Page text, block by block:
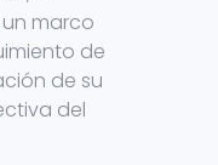
marco
de
de su
del